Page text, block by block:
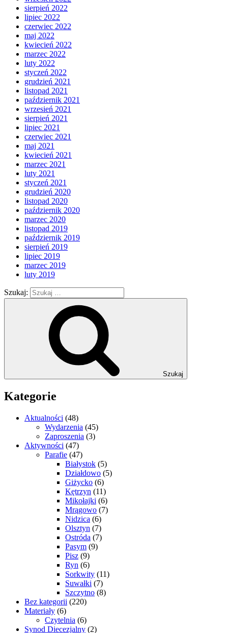
sierpień 2022
lipiec 2022
czerwiec 2022
maj 2022
kwiecień 2022
marzec 2022
luty 2022
styczeń 2022
grudzień 2021
listopad 2021
październik 2021
wrzesień 2021
sierpień 2021
lipiec 2021
czerwiec 2021
maj 2021
kwiecień 2021
marzec 2021
luty 2021
styczeń 2021
grudzień 2020
listopad 2020
październik 2020
marzec 2020
listopad 2019
październik 2019
sierpień 2019
lipiec 2019
marzec 2019
luty 2019
Szukaj:
Szukaj
Kategorie
Aktualności (48)
Wydarzenia (45)
Zaproszenia (3)
Aktywności (47)
Parafie (47)
Białystok (5)
Działdowo (5)
Giżycko (6)
Kętrzyn (11)
Mikołajki (6)
Mrągowo (7)
Nidzica (6)
Olsztyn (7)
Ostróda (7)
Pasym (9)
Pisz (9)
Ryn (6)
Sorkwity (11)
Suwałki (7)
Szczytno (8)
Bez kategorii (220)
Materiały (6)
Czytelnia (6)
Synod Diecezjalny (2)